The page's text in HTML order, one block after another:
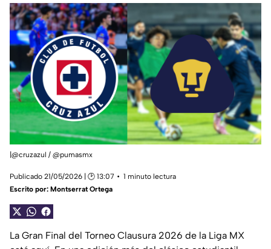
|@cruzazul / @pumasmx
Publicado 21/05/2026 | 🕑 13:07
1 minuto lectura
Escrito por: Montserrat Ortega
La Gran Final del Torneo Clausura 2026 de la Liga MX